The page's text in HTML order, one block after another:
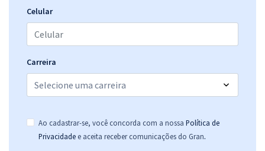
Celular
Carreira
Ao cadastrar-se, você concorda com a nossa Política de
Privacidade e aceita receber comunicações do Gran.